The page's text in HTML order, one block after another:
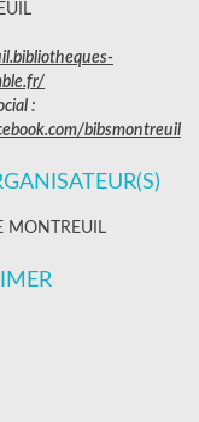
:
bibsmontreuil
MONTREUIL